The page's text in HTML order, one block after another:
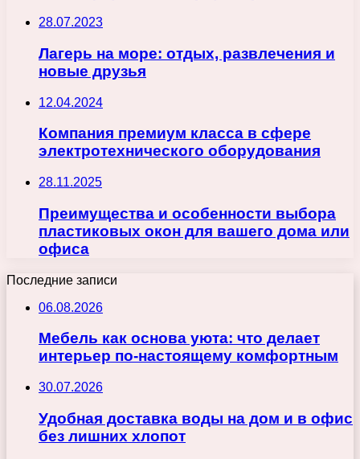
28.07.2023
Лагерь на море: отдых, развлечения и
новые друзья
12.04.2024
Компания премиум класса в сфере
электротехнического оборудования
28.11.2025
Преимущества и особенности выбора
пластиковых окон для вашего дома или
офиса
Последние записи
06.08.2026
Мебель как основа уюта: что делает
интерьер по-настоящему комфортным
30.07.2026
Удобная доставка воды на дом и в офис
без лишних хлопот